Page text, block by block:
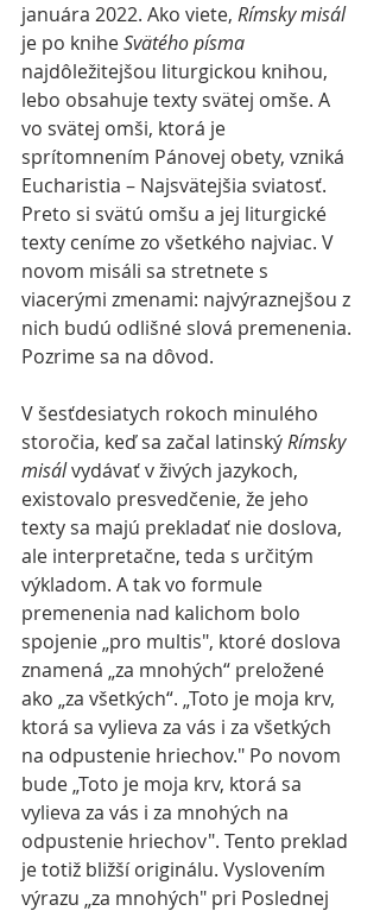
januára 2022. Ako viete, Rímsky misál
je po knihe Svätého písma
najdôležitejšou liturgickou knihou,
lebo obsahuje texty svätej omše. A
vo svätej omši, ktorá je
sprítomnením Pánovej obety, vzniká
Eucharistia – Najsvätejšia sviatosť.
Preto si svätú omšu a jej liturgické
texty ceníme zo všetkého najviac. V
novom misáli sa stretnete s
viacerými zmenami: najvýraznejšou z
nich budú odlišné slová premenenia.
Pozrime sa na dôvod.
V šesťdesiatych rokoch minulého
storočia, keď sa začal latinský Rímsky
misál vydávať v živých jazykoch,
existovalo presvedčenie, že jeho
texty sa majú prekladať nie doslova,
ale interpretačne, teda s určitým
výkladom. A tak vo formule
premenenia nad kalichom bolo
spojenie „pro multis", ktoré doslova
znamená „za mnohých“ preložené
ako „za všetkých“. „Toto je moja krv,
ktorá sa vylieva za vás i za všetkých
na odpustenie hriechov." Po novom
bude „Toto je moja krv, ktorá sa
vylieva za vás i za mnohých na
odpustenie hriechov". Tento preklad
je totiž bližší originálu. Vyslovením
výrazu „za mnohých" pri Poslednej